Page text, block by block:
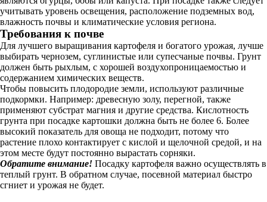
учитывать уровень освещения, расположение подземных вод,
влажность почвы и климатические условия региона.
Требования к почве
Для лучшего выращивания картофеля и богатого урожая, лучше
выбирать чернозем, суглинистые или супесчаные почвы. Грунт
должен быть рыхлым, с хорошей воздухопроницаемостью и
содержанием химических веществ.
Чтобы повысить плодородие земли, используют различные
подкормки. Например: древесную золу, перегной, также
применяют субстрат магния и другие средства. Кислотность
грунта при посадке картошки должна быть не более 6. Более
высокий показатель для овоща не подходит, потому что
растение плохо контактирует с кислой и щелочной средой, и на
этом месте будут постоянно вырастать сорняки.
Обратите внимание! Посадку картофеля важно осуществлять в
теплый грунт. В обратном случае, посевной материал быстро
сгниет и урожая не будет.